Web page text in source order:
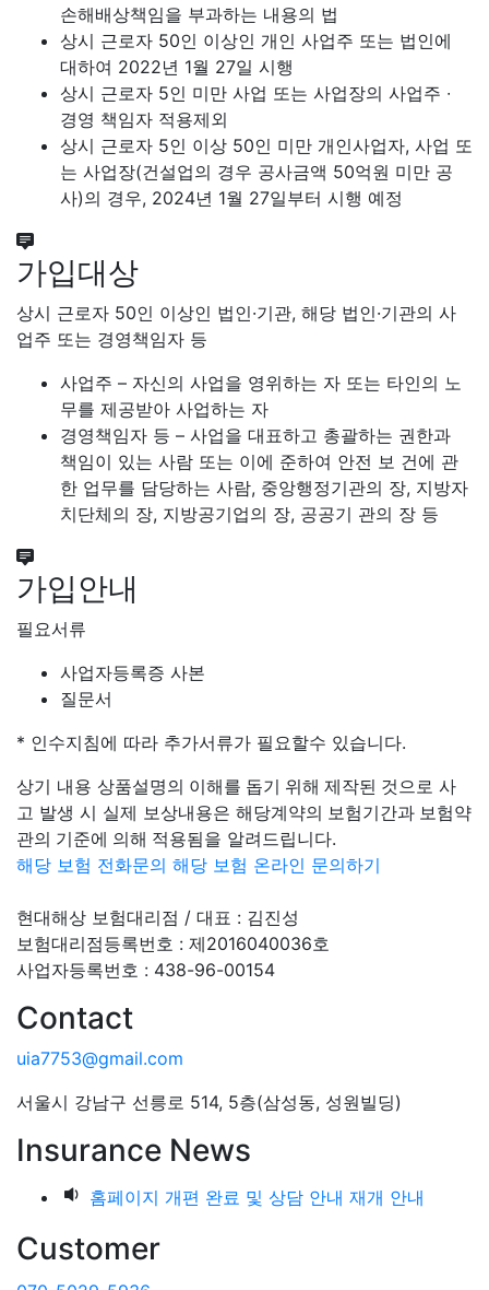
손해배상책임을 부과하는 내용의 법
상시 근로자 50인 이상인 개인 사업주 또는 법인에
대하여 2022년 1월 27일 시행
상시 근로자 5인 미만 사업 또는 사업장의 사업주 ∙
경영 책임자 적용제외
상시 근로자 5인 이상 50인 미만 개인사업자, 사업 또
는 사업장(건설업의 경우 공사금액 50억원 미만 공
사)의 경우, 2024년 1월 27일부터 시행 예정
가입대상
상시 근로자 50인 이상인 법인·기관, 해당 법인·기관의 사
업주 또는 경영책임자 등
사업주 – 자신의 사업을 영위하는 자 또는 타인의 노
무를 제공받아 사업하는 자
경영책임자 등 – 사업을 대표하고 총괄하는 권한과
책임이 있는 사람 또는 이에 준하여 안전 보 건에 관
한 업무를 담당하는 사람, 중앙행정기관의 장, 지방자
치단체의 장, 지방공기업의 장, 공공기 관의 장 등
가입안내
필요서류
사업자등록증 사본
질문서
* 인수지침에 따라 추가서류가 필요할수 있습니다.
상기 내용 상품설명의 이해를 돕기 위해 제작된 것으로 사
고 발생 시 실제 보상내용은 해당계약의 보험기간과 보험약
관의 기준에 의해 적용됨을 알려드립니다.
해당 보험 전화문의 해당 보험 온라인 문의하기
현대해상 보험대리점 / 대표 : 김진성
보험대리점등록번호 : 제2016040036호
사업자등록번호 : 438-96-00154
Contact
uia7753@gmail.com
서울시 강남구 선릉로 514, 5층(삼성동, 성원빌딩)
Insurance News
홈페이지 개편 완료 및 상담 안내 재개 안내
Customer